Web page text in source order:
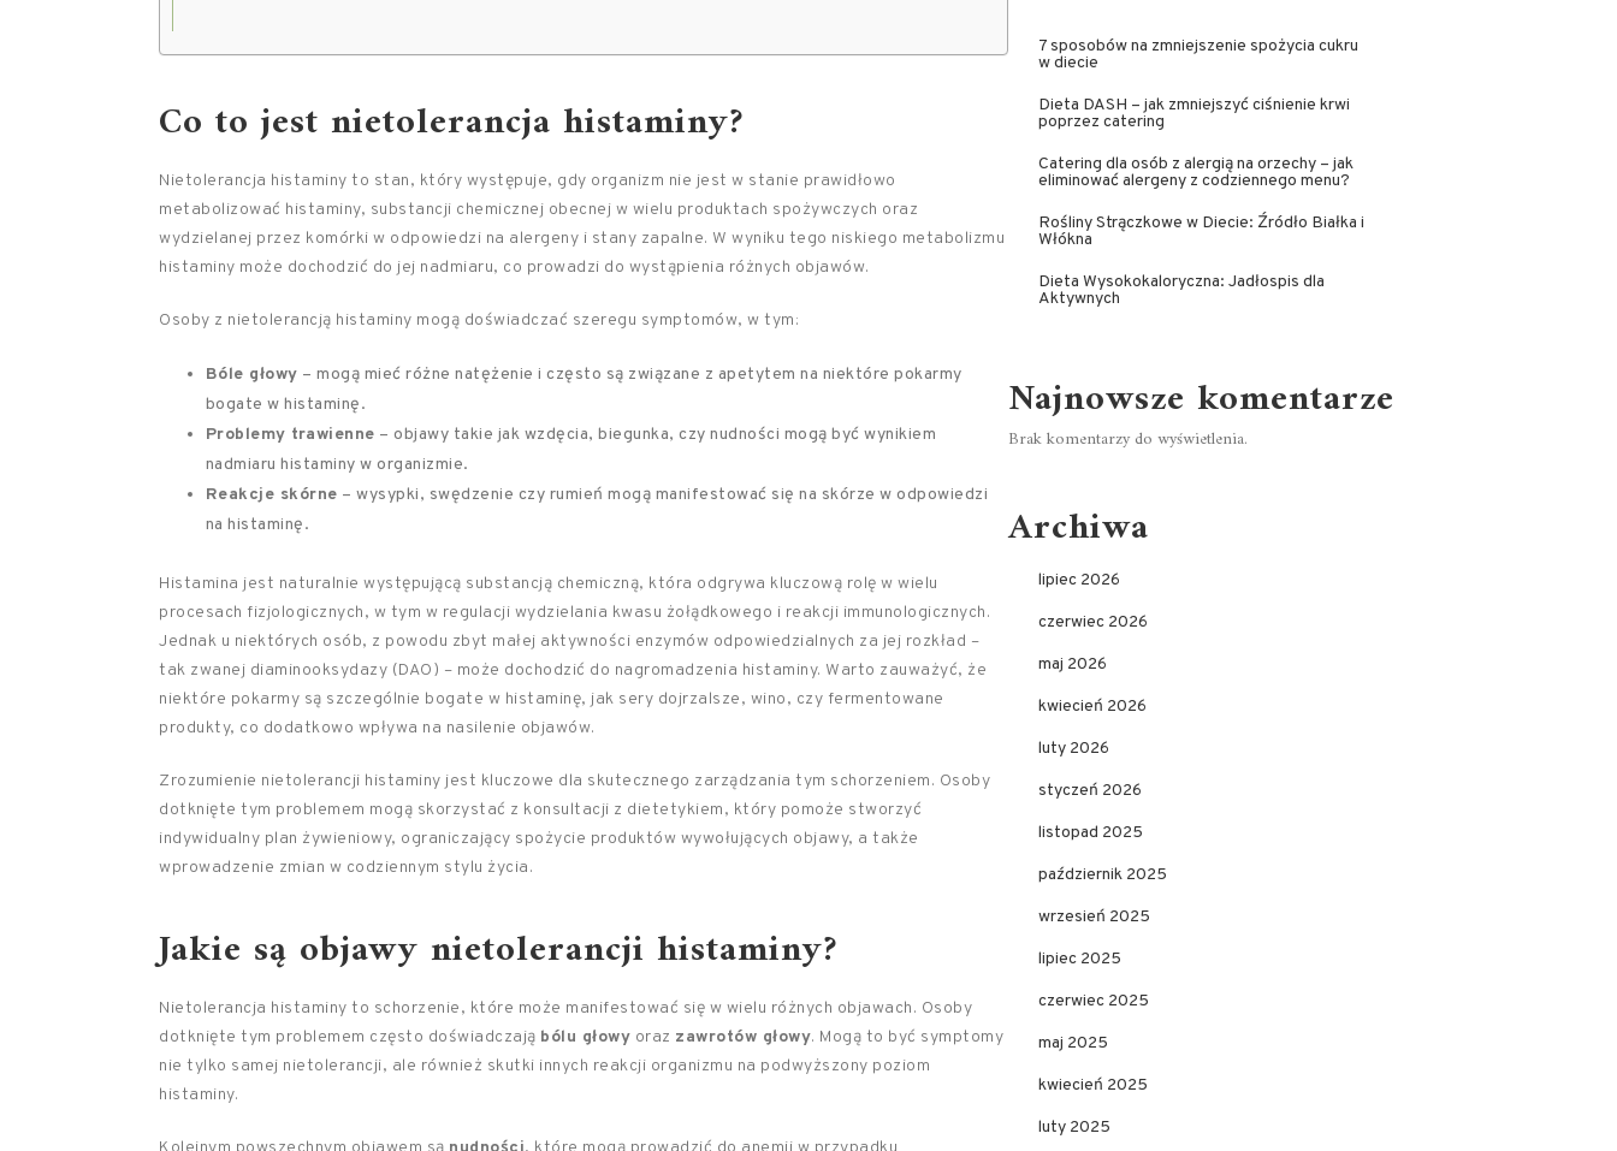
Co to jest nietolerancja histaminy?
Nietolerancja histaminy to stan, który występuje, gdy organizm nie jest w stanie prawidłowo
metabolizować histaminy, substancji chemicznej obecnej w wielu produktach spożywczych oraz
wydzielanej przez komórki w odpowiedzi na alergeny i stany zapalne. W wyniku tego niskiego metabolizmu
histaminy może dochodzić do jej nadmiaru, co prowadzi do wystąpienia różnych objawów.
Osoby z nietolerancją histaminy mogą doświadczać szeregu symptomów, w tym:
Bóle głowy – mogą mieć różne natężenie i często są związane z apetytem na niektóre pokarmy
bogate w histaminę.
Problemy trawienne – objawy takie jak wzdęcia, biegunka, czy nudności mogą być wynikiem
nadmiaru histaminy w organizmie.
Reakcje skórne – wysypki, swędzenie czy rumień mogą manifestować się na skórze w odpowiedzi
na histaminę.
Histamina jest naturalnie występującą substancją chemiczną, która odgrywa kluczową rolę w wielu
procesach fizjologicznych, w tym w regulacji wydzielania kwasu żołądkowego i reakcji immunologicznych.
Jednak u niektórych osób, z powodu zbyt małej aktywności enzymów odpowiedzialnych za jej rozkład –
tak zwanej diaminooksydazy (DAO) – może dochodzić do nagromadzenia histaminy. Warto zauważyć, że
niektóre pokarmy są szczególnie bogate w histaminę, jak sery dojrzalsze, wino, czy fermentowane
produkty, co dodatkowo wpływa na nasilenie objawów.
Zrozumienie nietolerancji histaminy jest kluczowe dla skutecznego zarządzania tym schorzeniem. Osoby
dotknięte tym problemem mogą skorzystać z konsultacji z dietetykiem, który pomoże stworzyć
indywidualny plan żywieniowy, ograniczający spożycie produktów wywołujących objawy, a także
wprowadzenie zmian w codziennym stylu życia.
Jakie są objawy nietolerancji histaminy?
Nietolerancja histaminy to schorzenie, które może manifestować się w wielu różnych objawach. Osoby
dotknięte tym problemem często doświadczają bólu głowy oraz zawrotów głowy. Mogą to być symptomy
nie tylko samej nietolerancji, ale również skutki innych reakcji organizmu na podwyższony poziom
histaminy.
7 sposobów na zmniejszenie spożycia cukru
w diecie
Dieta DASH – jak zmniejszyć ciśnienie krwi
poprzez catering
Catering dla osób z alergią na orzechy – jak
eliminować alergeny z codziennego menu?
Rośliny Strączkowe w Diecie: Źródło Białka i
Włókna
Dieta Wysokokaloryczna: Jadłospis dla
Aktywnych
Najnowsze komentarze
Brak komentarzy do wyświetlenia.
Archiwa
lipiec 2026
czerwiec 2026
maj 2026
kwiecień 2026
luty 2026
styczeń 2026
listopad 2025
październik 2025
wrzesień 2025
lipiec 2025
czerwiec 2025
maj 2025
kwiecień 2025
luty 2025